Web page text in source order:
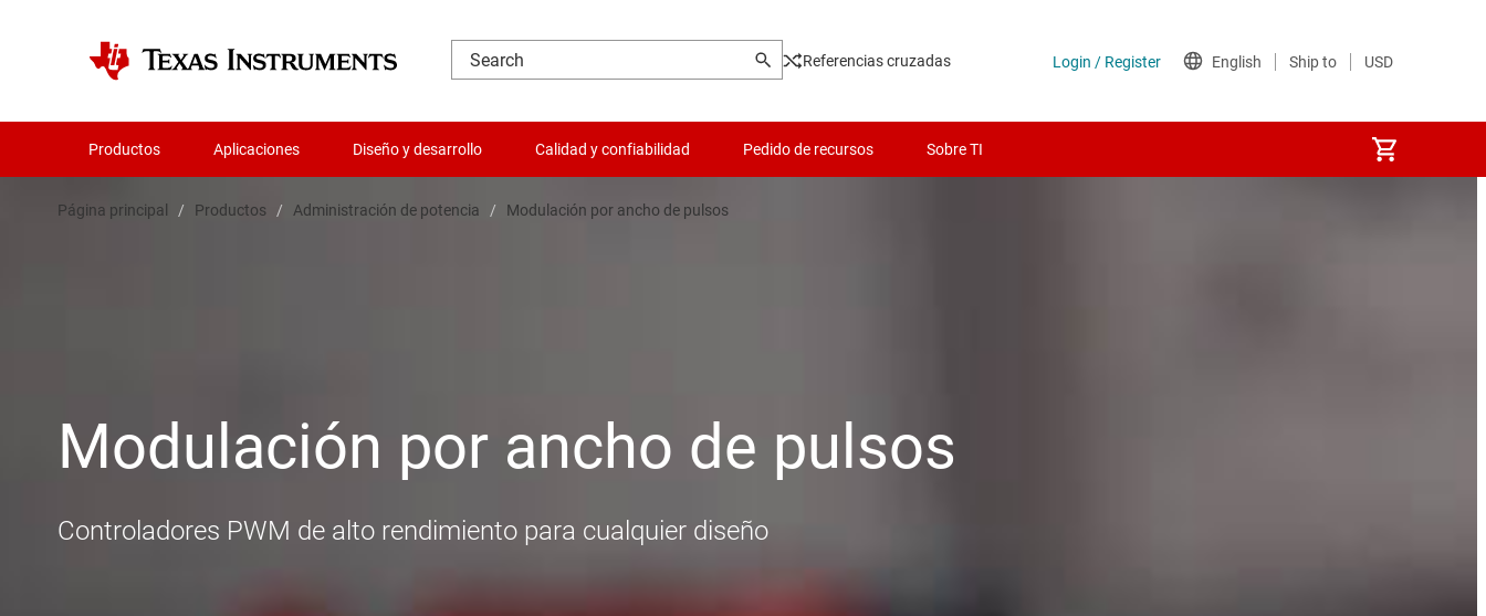
Referencias cruzadas
Productos Aplicaciones Diseño y desarrollo Calidad y confiabilidad Pedido de recursos Sobre TI
Página principal Productos Administración de potencia Modulación por ancho de pulsos
Modulación por ancho de pulsos
Controladores PWM de alto rendimiento para cualquier diseño